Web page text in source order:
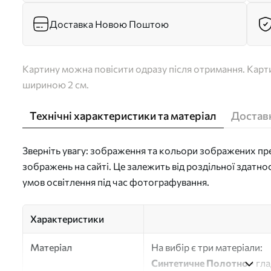
Доставка Новою Поштою
Картину можна повісити одразу після отримання.
шириною 2 см.
Технічні характеристики та матеріал
Зверніть увагу: зображення та кольори зображених
зображень на сайті. Це залежить від роздільної
умов освітлення під час фотографування.
Характеристики
Матеріал
На вибір є три матеріали:
Синтетичне Полотно-